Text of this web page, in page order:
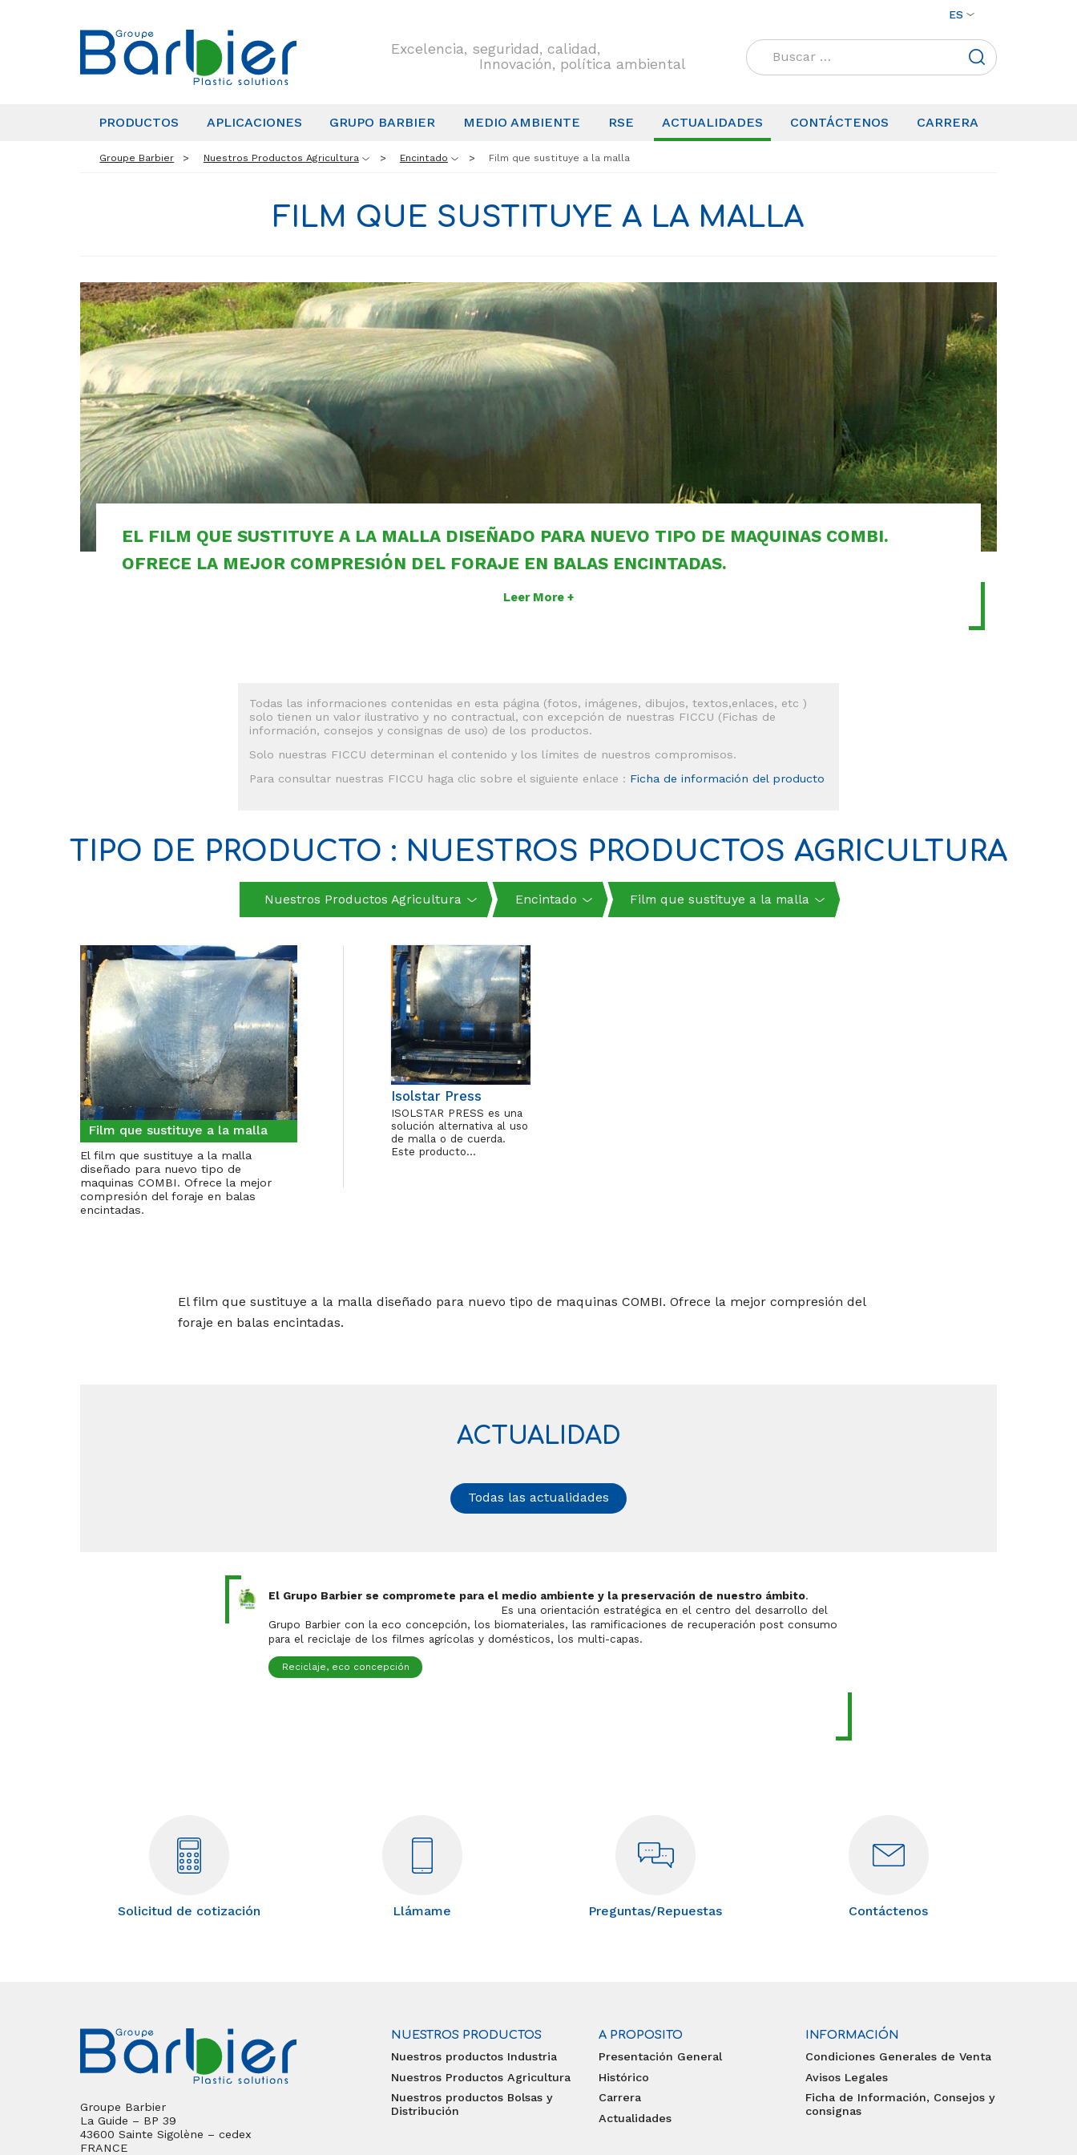
ES
Excelencia, seguridad, calidad,
Innovación, política ambiental
Buscar:
PRODUCTOS APLICACIONES GRUPO BARBIER MEDIO AMBIENTE RSE ACTUALIDADES CONTÁCTENOS CARRERA
Groupe Barbier Nuestros Productos Agricultura Encintado Film que sustituye a la malla
FILM QUE SUSTITUYE A LA MALLA
EL FILM QUE SUSTITUYE A LA MALLA DISEÑADO PARA NUEVO TIPO DE MAQUINAS COMBI.
OFRECE LA MEJOR COMPRESIÓN DEL FORAJE EN BALAS ENCINTADAS.
Leer More +
Todas las informaciones contenidas en esta página (fotos, imágenes, dibujos, textos,enlaces, etc )
solo tienen un valor ilustrativo y no contractual, con excepción de nuestras FICCU (Fichas de
información, consejos y consignas de uso) de los productos.
Solo nuestras FICCU determinan el contenido y los límites de nuestros compromisos.
Para consultar nuestras FICCU haga clic sobre el siguiente enlace : Ficha de información del producto
TIPO DE PRODUCTO : NUESTROS PRODUCTOS AGRICULTURA
Nuestros Productos Agricultura Encintado Film que sustituye a la malla
Film que sustituye a la malla
El film que sustituye a la malla
diseñado para nuevo tipo de
maquinas COMBI. Ofrece la mejor
compresión del foraje en balas
encintadas.
Isolstar Press
ISOLSTAR PRESS es una
solución alternativa al uso
de malla o de cuerda.
Este producto…
El film que sustituye a la malla diseñado para nuevo tipo de maquinas COMBI. Ofrece la mejor compresión del
foraje en balas encintadas.
ACTUALIDAD
Todas las actualidades
El Grupo Barbier se compromete para el medio ambiente y la preservación de nuestro ámbito.
Es una orientación estratégica en el centro del desarrollo del
Grupo Barbier con la eco concepción, los biomateriales, las ramificaciones de recuperación post consumo
para el reciclaje de los filmes agrícolas y domésticos, los multi-capas.
Reciclaje, eco concepción
Solicitud de cotización Llámame Preguntas/Repuestas Contáctenos
Groupe Barbier
La Guide – BP 39
43600 Sainte Sigolène – cedex
FRANCE
NUESTROS PRODUCTOS
Nuestros productos Industria
Nuestros Productos Agricultura
Nuestros productos Bolsas y
Distribución
A PROPOSITO
Presentación General
Histórico
Carrera
Actualidades
INFORMACIÓN
Condiciones Generales de Venta
Avisos Legales
Ficha de Información, Consejos y
consignas